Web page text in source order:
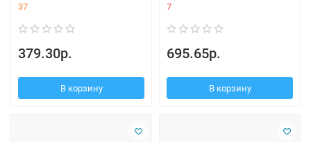
37
379.30р.
В корзину
7
695.65р.
В корзину